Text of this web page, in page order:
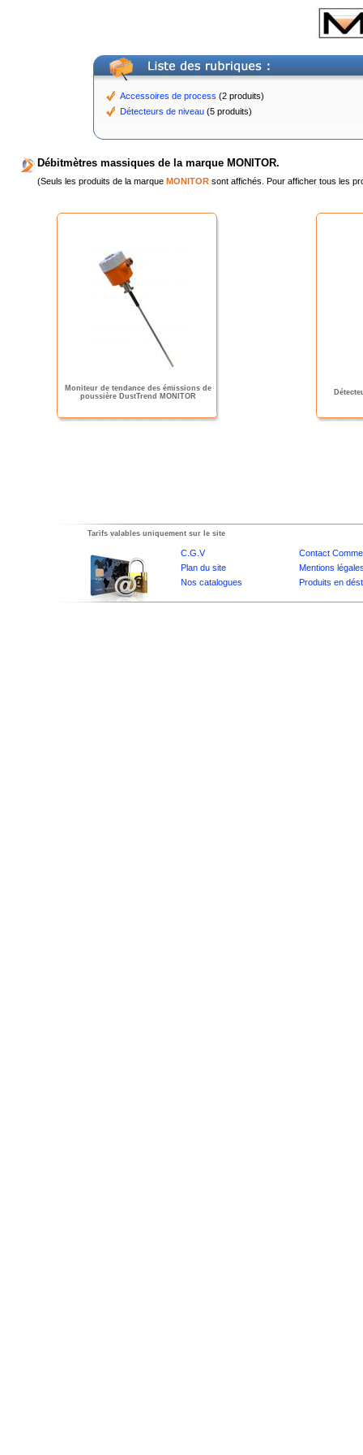
Accessoires de process (2 produits)
Détecteurs de niveau(5 produits)
Débitmètres massiques de la marque MONITOR.
(Seuls les produits de la marque MONITOR sont affichés. Pour afficher tous les
Moniteur de tendance des émissions de
poussière DustTrend MONITOR
Tarifs valables uniquement sur le site
C.G.V
Contact
Plan du site
Mentions
Nos catalogues
Produits en